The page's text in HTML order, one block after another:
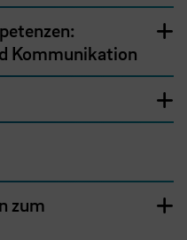
Kommunikation
zum